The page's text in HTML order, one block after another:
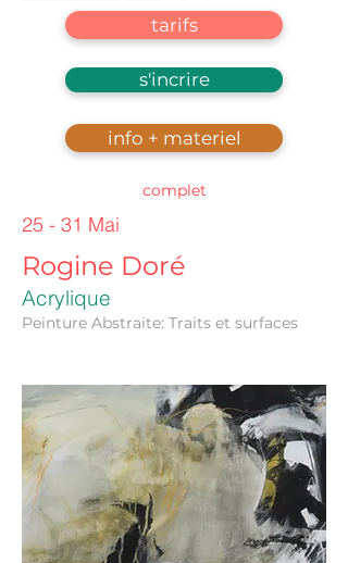
tarifs
s'incrire
info + materiel
complet
25 - 31 Mai
Rogine Doré
Acrylique
Peinture Abstraite: Traits et surfaces